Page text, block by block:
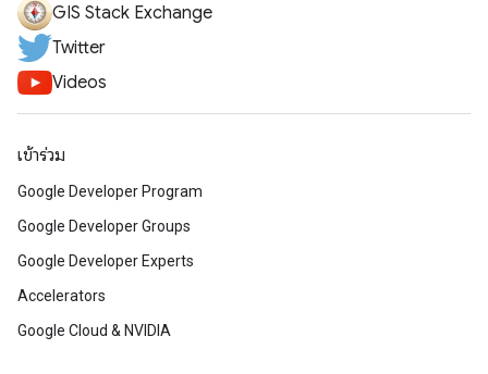
GIS Stack Exchange
Twitter
Videos
เข้าร่วม
Google Developer Program
Google Developer Groups
Google Developer Experts
Accelerators
Google Cloud & NVIDIA